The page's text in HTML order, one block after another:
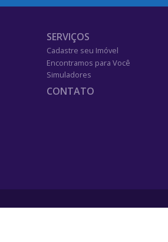
SERVIÇOS
Cadastre seu Imóvel
Encontramos para Você
Simuladores
CONTATO